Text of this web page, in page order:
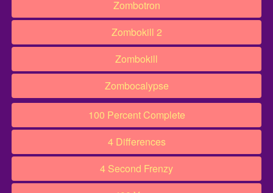
Zombotron
Zombokill 2
Zombokill
Zombocalypse
100 Percent Complete
4 Differences
4 Second Frenzy